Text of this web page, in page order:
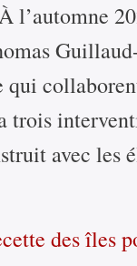
l’automne
trois
avec les
des îles